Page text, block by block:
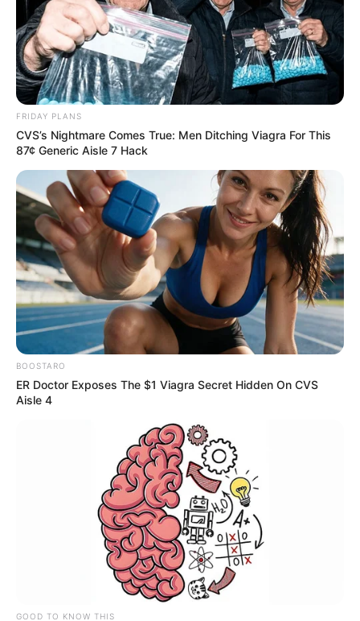
FRIDAY PLANS
CVS’s Nightmare Comes True: Men Ditching Viagra For This
87¢ Generic Aisle 7 Hack
BOOSTARO
ER Doctor Exposes The $1 Viagra Secret Hidden On CVS
Aisle 4
GOOD TO KNOW THIS